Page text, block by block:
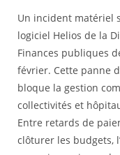
Un incident matériel
logiciel Helios de la
Finances publiques
février. Cette panne
bloque la gestion
collectivités et
Entre retards de
clôturer les budgets,